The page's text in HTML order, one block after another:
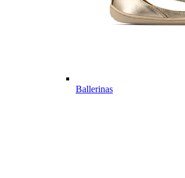
Ballerinas